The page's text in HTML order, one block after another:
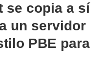
se copia a sí
un servidor
PBE para